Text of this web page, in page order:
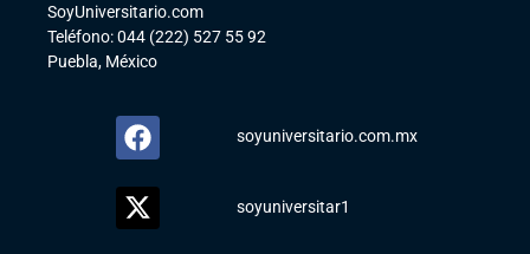
SoyUniversitario.com
Teléfono: 044 (222) 527 55 92
Puebla, México
soyuniversitario.com.mx
soyuniversitar1